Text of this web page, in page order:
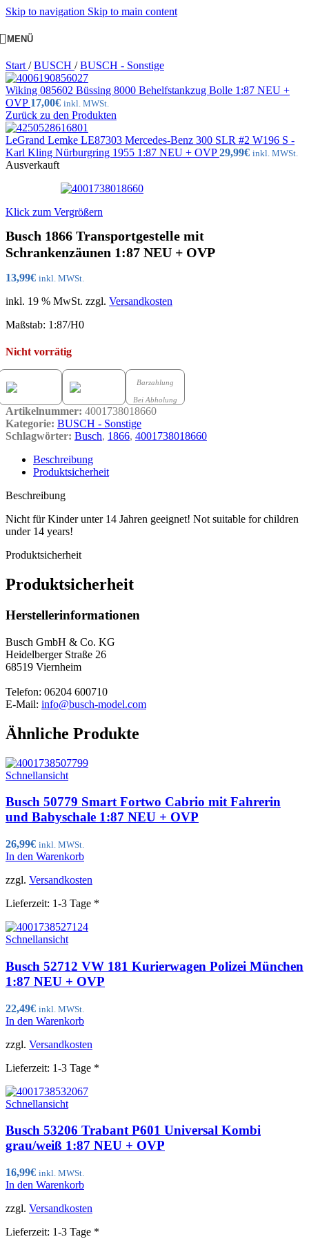
Skip to navigation Skip to main content
MENÜ
Start / BUSCH / BUSCH - Sonstige
Wiking 085602 Büssing 8000 Behelfstankzug Bolle 1:87 NEU +
OVP 17,00€ inkl. MWSt.
Zurück zu den Produkten
LeGrand Lemke LE87303 Mercedes-Benz 300 SLR #2 W196 S -
Karl Kling Nürburgring 1955 1:87 NEU + OVP29,99€ inkl. MWSt.
Ausverkauft
Klick zum Vergrößern
Busch 1866 Transportgestelle mit
Schrankenzäunen 1:87 NEU + OVP
13,99€ inkl. MWSt.
inkl. 19 % MwSt. zzgl. Versandkosten
Maßstab: 1:87/H0
Nicht vorrätig
Barzahlung
Bei Abholung
Artikelnummer: 4001738018660
Kategorie: BUSCH - Sonstige
Schlagwörter: Busch, 1866, 4001738018660
Beschreibung
Produktsicherheit
Beschreibung
Nicht für Kinder unter 14 Jahren geeignet! Not suitable for children
under 14 years!
Produktsicherheit
Produktsicherheit
Herstellerinformationen
Busch GmbH & Co. KG
Heidelberger Straße 26
68519 Viernheim
Telefon: 06204 600710
E-Mail: info@busch-model.com
Ähnliche Produkte
Schnellansicht
Busch 50779 Smart Fortwo Cabrio mit Fahrerin
und Babyschale 1:87 NEU + OVP
26,99€ inkl. MWSt.
In den Warenkorb
zzgl. Versandkosten
Lieferzeit: 1-3 Tage *
Schnellansicht
Busch 52712 VW 181 Kurierwagen Polizei München
1:87 NEU + OVP
22,49€ inkl. MWSt.
In den Warenkorb
zzgl. Versandkosten
Lieferzeit: 1-3 Tage *
Schnellansicht
Busch 53206 Trabant P601 Universal Kombi
grau/weiß 1:87 NEU + OVP
16,99€ inkl. MWSt.
In den Warenkorb
zzgl. Versandkosten
Lieferzeit: 1-3 Tage *